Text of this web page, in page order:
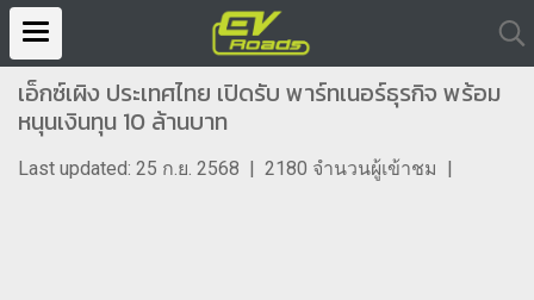
เอ็กซ์เผิง ประเทศไทย เปิดรับ พาร์ทเนอร์ธุรกิจ พร้อม
หนุนเงินทุน 10 ล้านบาท
Last updated: 25 ก.ย. 2568 | 2180 จำนวนผู้เข้าชม |